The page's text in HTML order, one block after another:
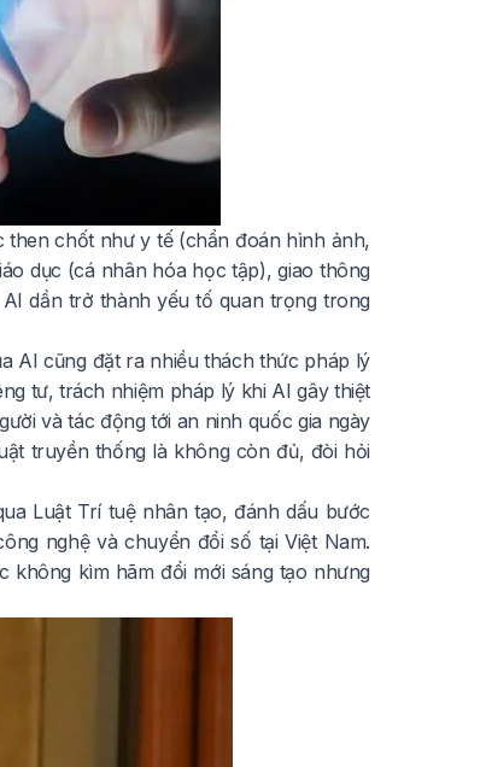
then chốt như y tế (chẩn đoán hình ảnh,
dục (cá nhân hóa học tập), giao thông
dần trở thành yếu tố quan trọng trong
AI cũng đặt ra nhiều thách thức pháp lý
tư, trách nhiệm pháp lý khi AI gây thiệt
và tác động tới an ninh quốc gia ngày
truyền thống là không còn đủ, đòi hỏi
Luật Trí tuệ nhân tạo, đánh dấu bước
nghệ và chuyển đổi số tại Việt Nam.
không kìm hãm đổi mới sáng tạo nhưng